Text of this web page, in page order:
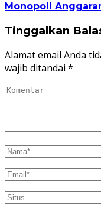
Monopoli
Tinggalkan
Alamat email Anda
wajib ditandai *